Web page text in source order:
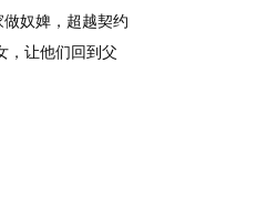
奴婢，超越契约
，让他们回到父